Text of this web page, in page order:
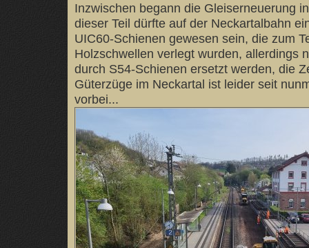
Inzwischen begann die Gleiserneuerung
dieser Teil dürfte auf der Neckartalbahn
UIC60-Schienen gewesen sein, die zum
Holzschwellen verlegt wurden, allerdings
durch S54-Schienen ersetzt werden, die
Güterzüge im Neckartal ist leider seit
vorbei...